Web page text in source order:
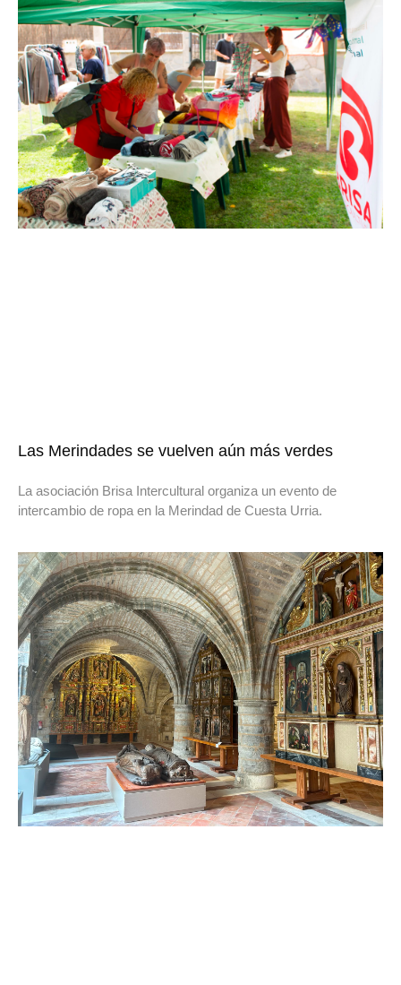
Las Merindades se vuelven aún más verdes
La asociación Brisa Intercultural organiza un evento de
intercambio de ropa en la Merindad de Cuesta Urria.